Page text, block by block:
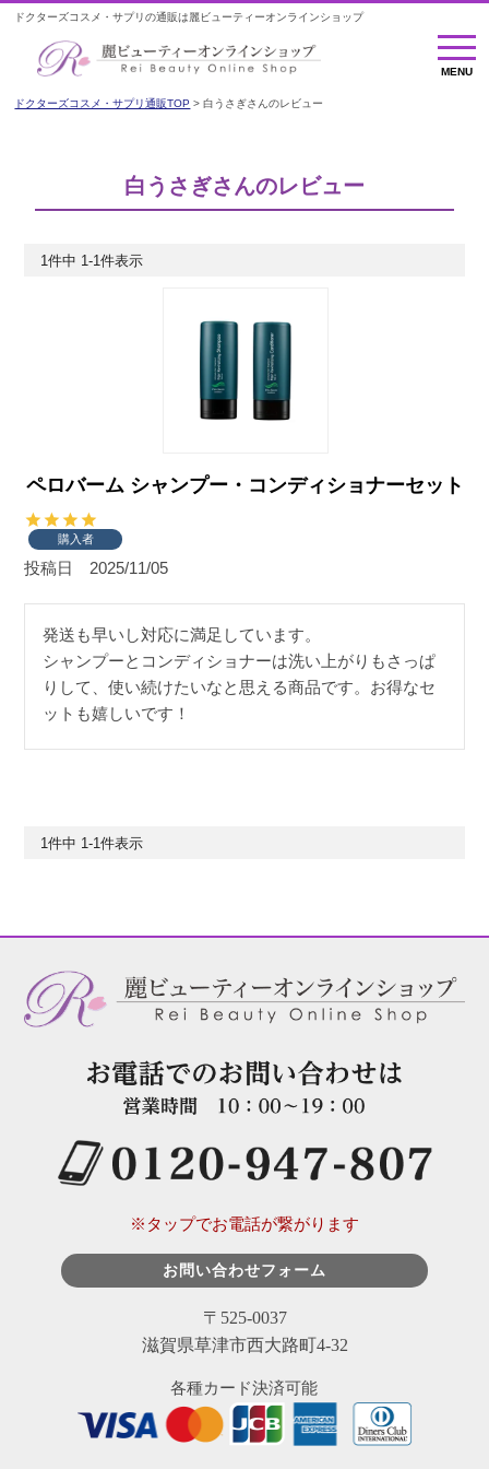
ドクターズコスメ・サプリの通販は麗ビューティーオンラインショップ
MENU
MENU
ドクターズコスメ・サプリ通販TOP 白うさぎさんのレビュー
白うさぎさんのレビュー
1件中 1-1件表示
ペロバーム シャンプー・コンディショナーセット
購入者
投稿日 2025/11/05
発送も早いし対応に満足しています。
シャンプーとコンディショナーは洗い上がりもさっぱ
りして、使い続けたいなと思える商品です。お得なセ
ットも嬉しいです！
1件中 1-1件表示
※タップでお電話が繋がります
お問い合わせフォーム
〒525-0037
滋賀県草津市西大路町4-32
各種カード決済可能